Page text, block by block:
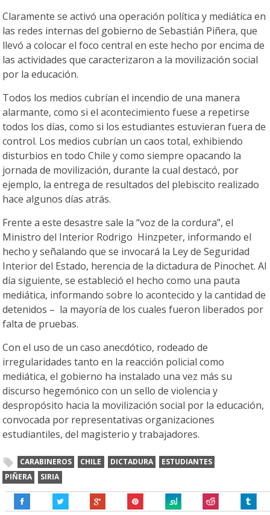
Claramente se activó una operación política y mediática en
las redes internas del gobierno de Sebastián Piñera, que
llevó a colocar el foco central en este hecho por encima de
las actividades que caracterizaron a la movilización social
por la educación.
Todos los medios cubrían el incendio de una manera
alarmante, como si el acontecimiento fuese a repetirse
todos los días, como si los estudiantes estuvieran fuera de
control. Los medios cubrían un caos total, exhibiendo
disturbios en todo Chile y como siempre opacando la
jornada de movilización, durante la cual destacó, por
ejemplo, la entrega de resultados del plebiscito realizado
hace algunos días atrás.
Frente a este desastre sale la “voz de la cordura”, el
Ministro del Interior Rodrigo Hinzpeter, informando el
hecho y señalando que se invocará la Ley de Seguridad
Interior del Estado, herencia de la dictadura de Pinochet. Al
día siguiente, se estableció el hecho como una pauta
mediática, informando sobre lo acontecido y la cantidad de
detenidos – la mayoría de los cuales fueron liberados por
falta de pruebas.
Con el uso de un caso anecdótico, rodeado de
irregularidades tanto en la reacción policial como
mediática, el gobierno ha instalado una vez más su
discurso hegemónico con un sello de violencia y
despropósito hacia la movilización social por la educación,
convocada por representativas organizaciones
estudiantiles, del magisterio y trabajadores.
CARABINEROS CHILE DICTADURA
ESTUDIANTES
PIÑERA
SIRIA